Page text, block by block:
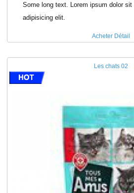
Some long text. Lorem ipsum dolor
adipisicing elit.
Acheter Détail
Les chats 02